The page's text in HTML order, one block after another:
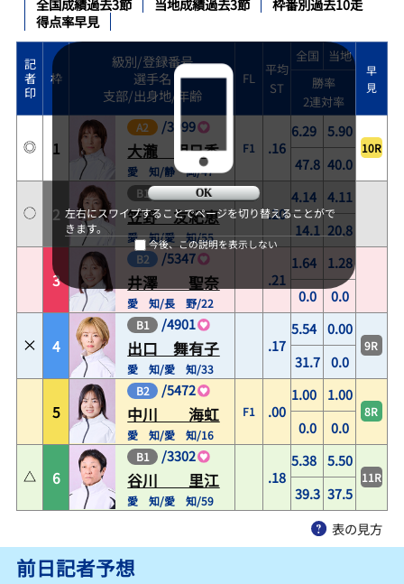
全国成績過去3節
当地成績過去3節
枠番別過去10走
得点率早見
記
者
印
枠
級別/登録番号
選手名
支部/出身地/年齢
FL
平均
ST
全国 当地
早
見
勝率
2連対率
1
A2 /3999
大瀧 明日香
愛 知/静 岡/47
F1 .16
6.29 5.90
10R
47.8 40.0
2
B1 /3528
笠野 友紀恵
愛 知/愛 知/55
.20
4.14 4.11
14.1 20.8
3
B2 /5347
井澤 聖奈
愛 知/長 野/22
.21
1.64
1.28
0.0
0.0
4
B1 /4901
出口 舞有子
愛 知/愛 知/33
.17
5.54 0.00
9R
31.7 0.0
5
B2 /5472
中川 海虹
愛 知/愛 知/16
F1 .00
1.00 1.00
8R
0.0 0.0
6
B1 /3302
谷川 里江
愛 知/愛 知/59
.18
5.38 5.50
11R
39.3 37.5
表の見方
前日記者予想
OK
左右にスワイプすることでページを切り替えることがで
きます。
今後、この説明を表示しない